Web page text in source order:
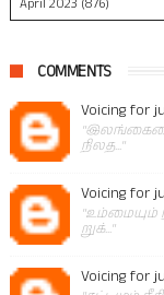
COMMENTS
Voicing for
நிலத..."
Voicing for
"உம்மையும்
றுக்..."
Voicing for